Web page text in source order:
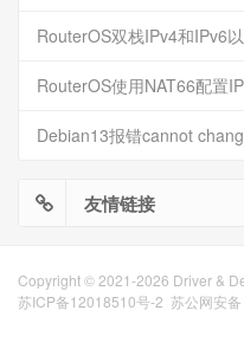
RouterOS双栈IPv4和IPv6
RouterOS使用NAT66配置
Debian13报错cannot
友情链接
Copyright © 2021-2026 Driver &
苏ICP备12018510号-2 苏公网安